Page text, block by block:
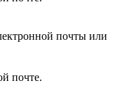
почты или
почте.